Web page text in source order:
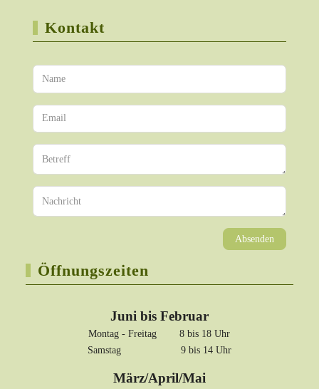
Kontakt
Absenden
Öffnungszeiten
Juni bis Februar
Montag - Freitag 8 bis 18 Uhr
Samstag 9 bis 14 Uhr
März/April/Mai